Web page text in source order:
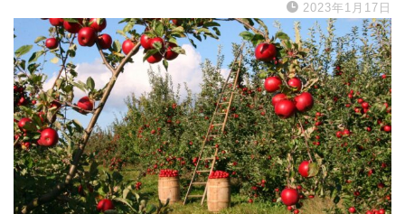
2023年1月17日